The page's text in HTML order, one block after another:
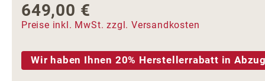
Regulärer Preis:
649,00 €
Preise inkl. MwSt. zzgl. Versandkosten
Wir haben Ihnen 20% Herstellerrabatt in